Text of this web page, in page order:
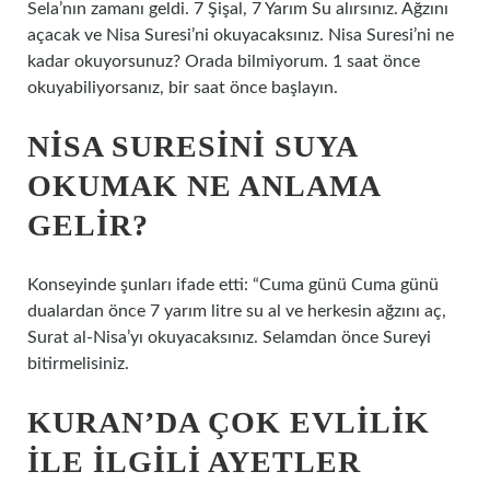
Sela’nın zamanı geldi. 7 Şişal, 7 Yarım Su alırsınız. Ağzını
açacak ve Nisa Suresi’ni okuyacaksınız. Nisa Suresi’ni ne
kadar okuyorsunuz? Orada bilmiyorum. 1 saat önce
okuyabiliyorsanız, bir saat önce başlayın.
NISA SURESINI SUYA
OKUMAK NE ANLAMA
GELIR?
Konseyinde şunları ifade etti: “Cuma günü Cuma günü
dualardan önce 7 yarım litre su al ve herkesin ağzını aç,
Surat al-Nisa’yı okuyacaksınız. Selamdan önce Sureyi
bitirmelisiniz.
KURAN’DA ÇOK EVLILIK
ILE ILGILI AYETLER